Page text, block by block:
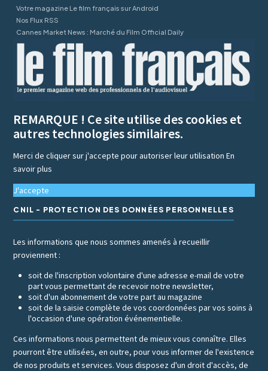
Votre magazine Le film français sur Android
Nos Flux RSS
Cannes Market News : Marché du Film Official Daily
REMARQUE ! Ce site utilise des cookies et
autres technologies similaires.
Merci de cliquer sur j'accepte pour autoriser leur utilisationEn
savoir plus
J'accepte
CNIL - PROTECTION DES DONNÉES PERSONNELLES
Les informations que nous sommes amenés à recueillir
proviennent :
soit de l'inscription volontaire d'une adresse e-mail de votre
part vous permettant de recevoir notre newsletter,
soit d'un abonnement de votre part au magazine
soit de la saisie complète de vos coordonnées par vos soins à
l'occasion d'une opération événementielle.
Ces informations nous permettent de mieux vous connaître. Elles
pourront être utilisées, en outre, pour vous informer de l'existence
de nos produits et services. Vous disposez d'un droit d'accès, de